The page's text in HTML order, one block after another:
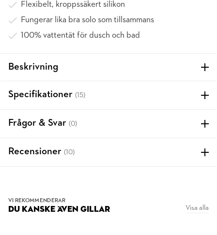
Flexibelt, kroppssäkert silikon
Fungerar lika bra solo som tillsammans
100% vattentät för dusch och bad
Beskrivning
Specifikationer (15)
Frågor & Svar (0)
Recensioner (10)
VI REKOMMENDERAR
DU KANSKE ÄVEN GILLAR Visa alla